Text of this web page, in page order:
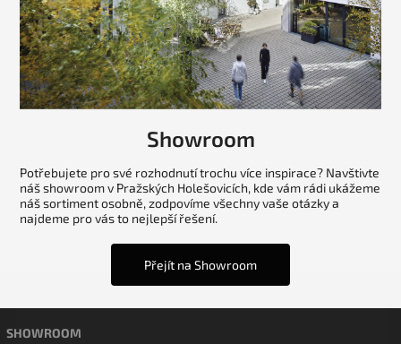
Showroom
Potřebujete pro své rozhodnutí trochu více inspirace? Navštivte
náš showroom v Pražských Holešovicích, kde vám rádi ukážeme
náš sortiment osobně, zodpovíme všechny vaše otázky a
najdeme pro vás to nejlepší řešení.
Přejít na Showroom
SHOWROOM